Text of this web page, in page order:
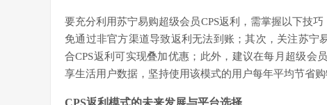
要充分利用苏宁易购超级会员CPS返利，需掌握以下技
免通过非官方渠道导致返利无法到账；其次，关注苏
合CPS返利可实现叠加优惠；此外，建议在每月超级会
享生活用户数据，坚持使用该模式的用户每年平均节省购
CPS返利模式的未来发展与平台选择